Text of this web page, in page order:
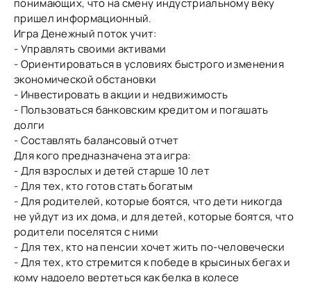
понимающих, что на смену индустриальному веку
пришел информационный.
Игра Денежный поток учит:
- Управлять своими активами
- Ориентироваться в условиях быстрого изменения
экономической обстановки
- Инвестировать в акции и недвижимость
- Пользоваться банковским кредитом и погашать
долги
- Составлять балансовый отчет
Для кого предназначена эта игра:
- Для взрослых и детей старше 10 лет
- Для тех, кто готов стать богатым
- Для родителей, которые боятся, что дети никогда
не уйдут из их дома, и для детей, которые боятся, что
родители поселятся с ними
- Для тех, кто на пенсии хочет жить по-человечески
- Для тех, кто стремится к победе в крысиных бегах и
кому надоело вертеться как белка в колесе